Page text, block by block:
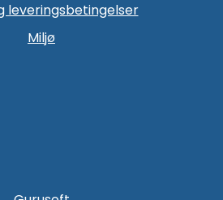
leveringsbetingelser
Miljø